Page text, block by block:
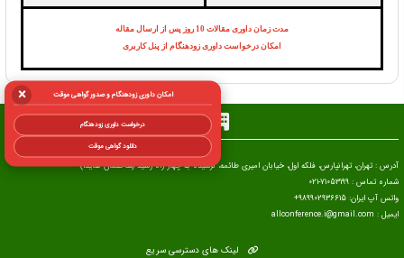
مدت زمان داوری مقالات 10 روز پس از ارسال مقاله
امکان درخواست داوری زودهنگام از پنل کاربری
آدرس : تهران، تهرانپارس، فلکه اول، خیابان امیری طائمه، نرسیده به چهار راه رشید (ساختمان هایدا)
شماره تماس : 71053199-021
واتس آپ ایران: 989902936615+
ایمیل : allconference.i@gmail.com
لینک های دسترسی سریع
× امکان داوری زودهنگام و صدور گواهی موقت
درخواست داوری زودهنگام
دانلود گواهی موقت